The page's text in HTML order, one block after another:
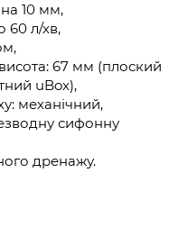
10 мм,
60 л/хв,
67 мм (плоский
uBox),
механічний,
сифонну
дренажу.